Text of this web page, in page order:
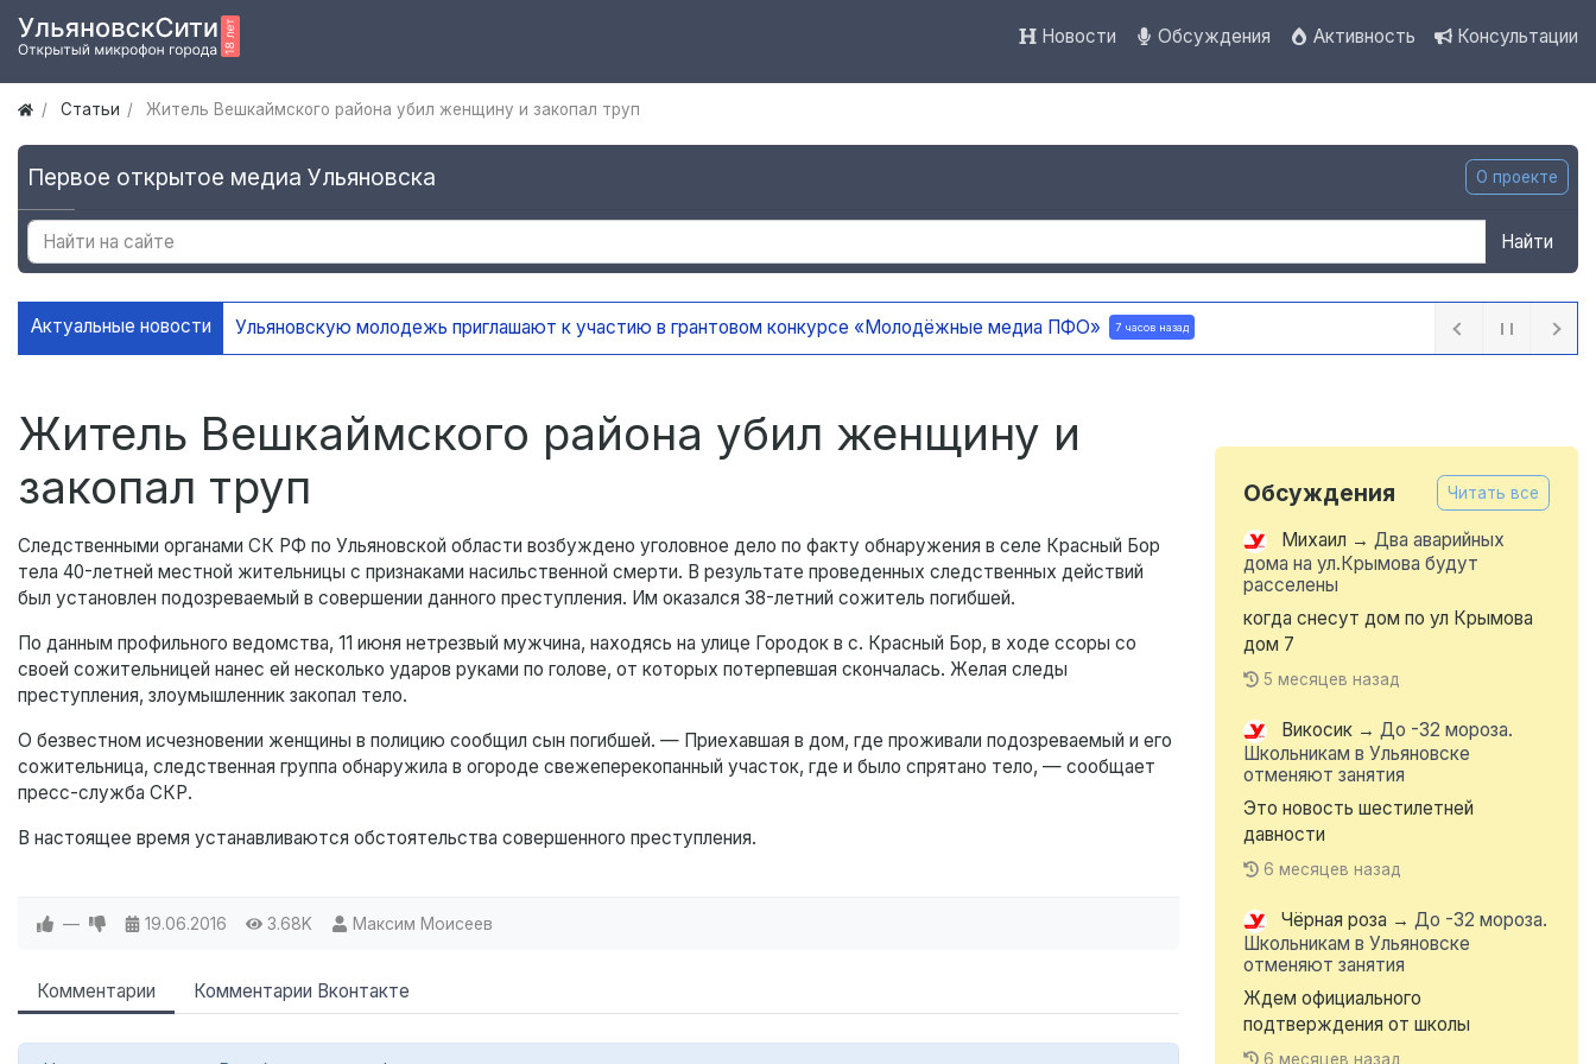
Новости Обсуждения Активность Консультации
Статьи Житель Вешкаймского района убил женщину и закопал труп
Первое открытое медиа Ульяновска О проекте
Найти
Актуальные новости
УлГУ получил федеральную поддержку на создание отечественного ПЦР-
анализатора
7 часов назад
Житель Вешкаймского района убил женщину и
закопал труп
Следственными органами СК РФ по Ульяновской области возбуждено уголовное дело по факту обнаружения в селе Красный Бор
тела 40-летней местной жительницы с признаками насильственной смерти. В результате проведенных следственных действий
был установлен подозреваемый в совершении данного преступления. Им оказался 38-летний сожитель погибшей.
По данным профильного ведомства, 11 июня нетрезвый мужчина, находясь на улице Городок в с. Красный Бор, в ходе ссоры со
своей сожительницей нанес ей несколько ударов руками по голове, от которых потерпевшая скончалась. Желая следы
преступления, злоумышленник закопал тело.
О безвестном исчезновении женщины в полицию сообщил сын погибшей. — Приехавшая в дом, где проживали подозреваемый и его
сожительница, следственная группа обнаружила в огороде свежеперекопанный участок, где и было спрятано тело, — сообщает
пресс-служба СКР.
В настоящее время устанавливаются обстоятельства совершенного преступления.
— 19.06.2016 3.68K Максим Моисеев
Комментарии Комментарии Вконтакте
Обсуждения Читать все
Михаил → Два аварийных
дома на ул.Крымова будут
расселены
когда снесут дом по ул Крымова
дом 7
5 месяцев назад
Викосик → До -32 мороза.
Школьникам в Ульяновске
отменяют занятия
Это новость шестилетней
давности
6 месяцев назад
Чёрная роза → До -32 мороза.
Школьникам в Ульяновске
отменяют занятия
Ждем официального
подтверждения от школы
6 месяцев назад